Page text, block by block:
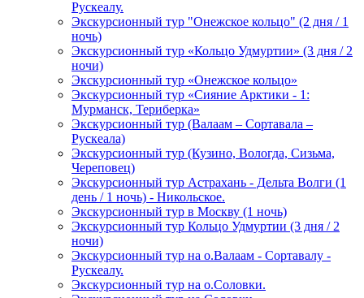
Рускеалу.
Экскурсионный тур "Онежское кольцо" (2 дня / 1
ночь)
Экскурсионный тур «Кольцо Удмуртии» (3 дня / 2
ночи)
Экскурсионный тур «Онежское кольцо»
Экскурсионный тур «Сияние Арктики - 1:
Мурманск, Териберка»
Экскурсионный тур (Валаам – Сортавала –
Рускеала)
Экскурсионный тур (Кузино, Вологда, Сизьма,
Череповец)
Экскурсионный тур Астрахань - Дельта Волги (1
день / 1 ночь) - Никольское.
Экскурсионный тур в Москву (1 ночь)
Экскурсионный тур Кольцо Удмуртии (3 дня / 2
ночи)
Экскурсионный тур на о.Валаам - Сортавалу -
Рускеалу.
Экскурсионный тур на о.Соловки.